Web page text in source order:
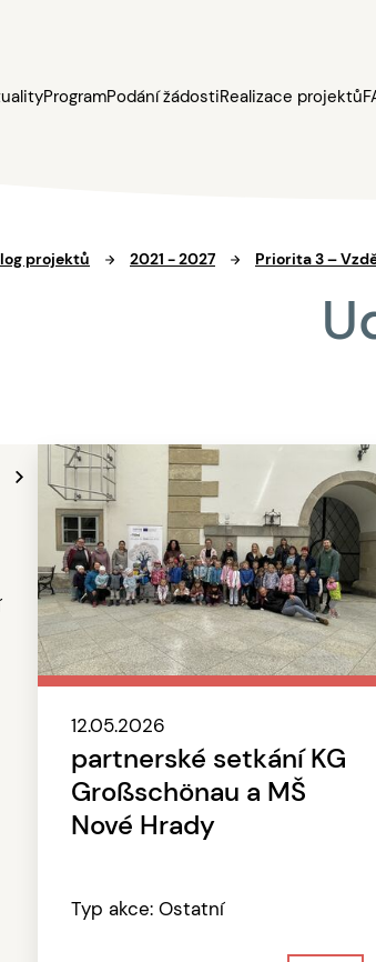
ProgramPodání žádostiRealizace projektů
projektů 2021 - 2027 Priorita 3 –
12.05.2026
partnerské setkání KG
Großschönau a MŠ
Nové Hrady
Typ akce: Ostatní